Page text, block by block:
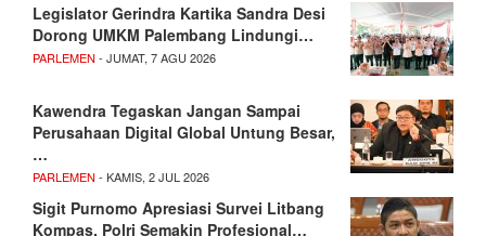
Legislator Gerindra Kartika Sandra Desi
Dorong UMKM Palembang Lindungi…
PARLEMEN - JUMAT, 7 AGU 2026
Kawendra Tegaskan Jangan Sampai
Perusahaan Digital Global Untung Besar,
…
PARLEMEN - KAMIS, 2 JUL 2026
Sigit Purnomo Apresiasi Survei Litbang
Kompas, Polri Semakin Profesional…